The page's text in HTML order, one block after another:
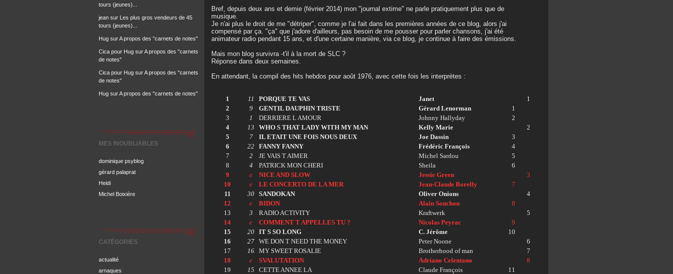
tours (jeunes)...
jean sur Les plus gros vendeurs de 45
tours (jeunes)...
Hug surA propos des "carnets de notes"
Cica pour Hug surA propos des "carnets
de notes"
Cica pour Hug surA propos des "carnets
de notes"
Hug surA propos des "carnets de notes"
MES INOUBLIABLES
dominique psyblog
gérard palaprat
Heidi
Michel Boixière
CATÉGORIES
actualité
arnaques
Bref, depuis deux ans et demie (février 2014) mon "journal extime" ne parle pratiquement plus que de
musique.
Je n'ai plus le droit de me "détriper", comme je l'ai fait dans les premières années de ce blog, alors j'ai
compensé par ça. "ça" que j'adore d'ailleurs, pas besoin de me pousser pour parler chansons, j'ai été
animateur radio pendant 15 ans, et d'une certaine manière, via ce blog, je continue à faire des émissions.
Mais mon blog survivra -t'il à la mort de SLC ?
Réponse dans deux semaines.
En attendant, la compil des hits hebdos pour août 1976, avec cette fois les interprètes :
1 11 PORQUE TE VAS Janet
1
2
9 GENTIL DAUPHIN TRISTE Gérard Lenorman
1
3
1 DERRIERE L AMOUR Johnny Hallyday
2
4
13 WHO S THAT LADY WITH MY MAN Kelly Marie
2
5
7 IL ETAIT UNE FOIS NOUS DEUX Joe Dassin
3
6
22 FANNY FANNY Frédéric François
4
7
2 JE VAIS T AIMER Michel Sardou
5
8
4 PATRICK MON CHERI Sheila
6
9
e NICE AND SLOW Jessie Green
3
10
e LE CONCERTO DE LA MER Jean-Claude Borelly
7
11
30 SANDOKAN Oliver Onions
4
12
e BIDON Alain Souchon
8
13
3 RADIO ACTIVITY Kraftwerk
5
14
e COMMENT T APPELLES TU ? Nicolas Peyrac
9
15
20 IT S SO LONG C. Jérôme
10
16
27 WE DON T NEED THE MONEY Peter Noone
6
17
16 MY SWEET ROSALIE Brotherhood of man
7
18
e SVALUTATION Adriano Celentano
8
19
15 CETTE ANNEE LA Claude François
11